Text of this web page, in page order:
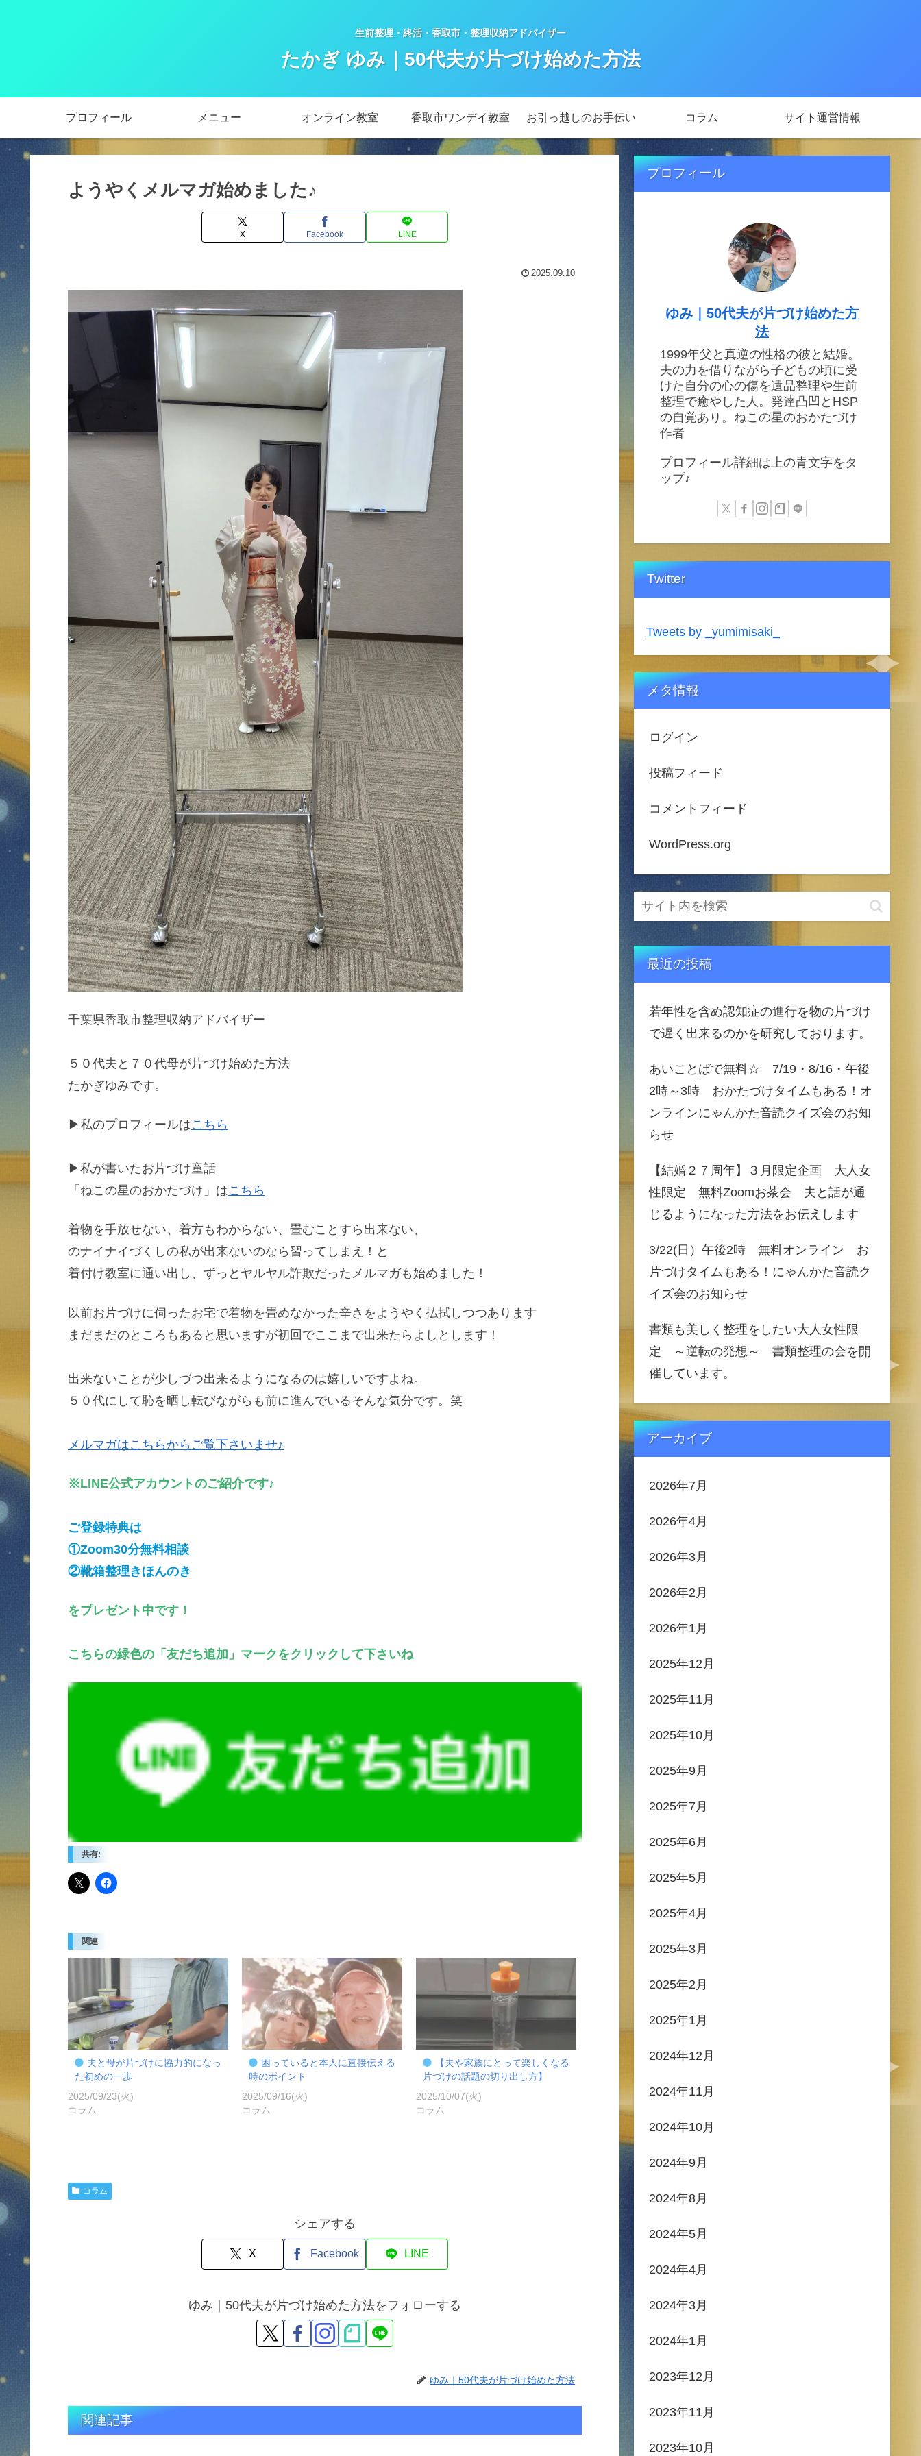
生前整理・終活・香取市・整理収納アドバイザー
たかぎ ゆみ｜50代夫が片づけ始めた方法
プロフィール メニュー オンライン教室 香取市ワンデイ教室 お引っ越しのお手伝い コラム サイト運営情報
ようやくメルマガ始めました♪
X Facebook LINE
2025.09.10
千葉県香取市整理収納アドバイザー
５０代夫と７０代母が片づけ始めた方法
たかぎゆみです。
▶私のプロフィールはこちら
▶私が書いたお片づけ童話
「ねこの星のおかたづけ」はこちら
着物を手放せない、着方もわからない、畳むことすら出来ない、
のナイナイづくしの私が出来ないのなら習ってしまえ！と
着付け教室に通い出し、ずっとヤルヤル詐欺だったメルマガも始めました！
以前お片づけに伺ったお宅で着物を畳めなかった辛さをようやく払拭しつつあります
まだまだのところもあると思いますが初回でここまで出来たらよしとします！
出来ないことが少しづつ出来るようになるのは嬉しいですよね。
５０代にして恥を晒し転びながらも前に進んでいるそんな気分です。笑
メルマガはこちらからご覧下さいませ♪
※LINE公式アカウントのご紹介です♪
ご登録特典は
①Zoom30分無料相談
②靴箱整理きほんのき
をプレゼント中です！
こちらの緑色の「友だち追加」マークをクリックして下さいね
共有:
関連
夫と母が片づけに協力的になっ
た初めの一歩
2025/09/23(火)
コラム
困っていると本人に直接伝える
時のポイント
2025/09/16(火)
コラム
【夫や家族にとって楽しくなる
片づけの話題の切り出し方】
2025/10/07(火)
コラム
コラム
シェアする
X Facebook LINE
ゆみ｜50代夫が片づけ始めた方法をフォローする
ゆみ｜50代夫が片づけ始めた方法
関連記事
プロフィール
ゆみ｜50代夫が片づけ始めた方
法
1999年父と真逆の性格の彼と結婚。
夫の力を借りながら子どもの頃に受
けた自分の心の傷を遺品整理や生前
整理で癒やした人。発達凸凹とHSP
の自覚あり。ねこの星のおかたづけ
作者
プロフィール詳細は上の青文字をタ
ップ♪
Twitter
Tweets by _yumimisaki_
メタ情報
ログイン
投稿フィード
コメントフィード
WordPress.org
最近の投稿
若年性を含め認知症の進行を物の片づけ
で遅く出来るのかを研究しております。
あいことばで無料☆ 7/19・8/16・午後
2時～3時 おかたづけタイムもある！オ
ンラインにゃんかた音読クイズ会のお知
らせ
【結婚２７周年】３月限定企画 大人女
性限定 無料Zoomお茶会 夫と話が通
じるようになった方法をお伝えします
3/22(日）午後2時 無料オンライン お
片づけタイムもある！にゃんかた音読ク
イズ会のお知らせ
書類も美しく整理をしたい大人女性限
定 ～逆転の発想～ 書類整理の会を開
催しています。
アーカイブ
2026年7月
2026年4月
2026年3月
2026年2月
2026年1月
2025年12月
2025年11月
2025年10月
2025年9月
2025年7月
2025年6月
2025年5月
2025年4月
2025年3月
2025年2月
2025年1月
2024年12月
2024年11月
2024年10月
2024年9月
2024年8月
2024年5月
2024年4月
2024年3月
2024年1月
2023年12月
2023年11月
2023年10月